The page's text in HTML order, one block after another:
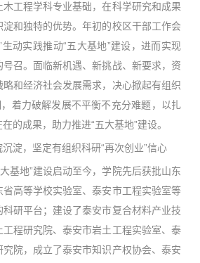
工程学科专业基础，在科学研究和成果
和独特的优势。年初的校区干部工作会
动实践推动“五大基地”建设，进而实现
召。面临新机遇、新挑战、新要求，资
和经济社会发展需求，决心掀起有组织
着力破解发展不平衡不充分难题，以扎
的成果，助力推进“五大基地”建设。
淀，坚定有组织科研“再次创业”信心
基地”建设启动至今，学院先后获批山东
高等学校实验室、泰安市工程实验室等
研平台；建设了泰安市复合材料产业技
程研究院、泰安市岩土工程实验室、泰
院，成立了泰安市知识产权协会、泰安